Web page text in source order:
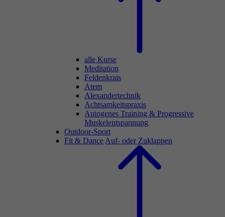
alle Kurse
Meditation
Feldenkrais
Atem
Alexandertechnik
Achtsamkeitspraxis
Autogenes Training & Progressive
Muskelentspannung
Outdoor-Sport
Fit & Dance Auf- oder Zuklappen